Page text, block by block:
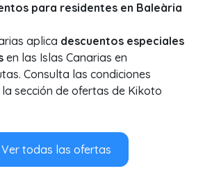
para residentes en Baleària
aplica descuentos especiales
en las Islas Canarias en
Consulta las condiciones
sección de ofertas de Kikoto
Ver todas las ofertas